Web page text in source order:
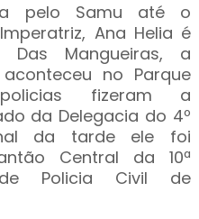
pelo Samu até o
Ana Helia é
Das Mangueiras, a
no Parque
fizeram a
da Delegacia do 4º
da tarde ele foi
Central da 10ª
de Policia Civil de